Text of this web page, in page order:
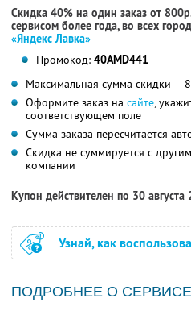
Скидка 40% на один заказ от
сервисом более года, во всех
«Яндекс Лавка»
Промокод: 40AMD441
Максимальная сумма скидки —
Оформите заказ на сайте,
соответствующем поле
Сумма заказа пересчитается
Скидка не суммируется с
компании
Купон действителен по 30
Узнай, как
ПОДРОБНЕЕ О СЕРВИСЕ